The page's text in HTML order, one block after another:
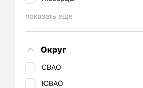
показать еще
Округ
СВАО
ЮВАО